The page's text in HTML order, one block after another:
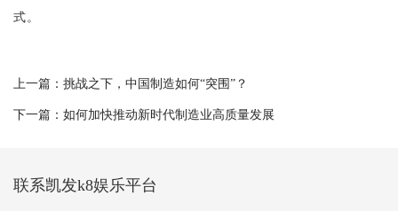
式。
上一篇： 挑战之下，中国制造如何“突围”？
下一篇： 如何加快推动新时代制造业高质量发展
联系凯发k8娱乐平台